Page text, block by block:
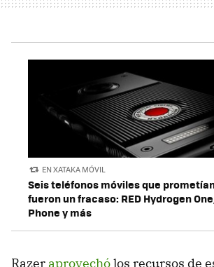
EN XATAKA MÓVIL
Seis teléfonos móviles que
fueron un fracaso: RED Hydrogen
Phone y más
Razer aprovechólos recursos de